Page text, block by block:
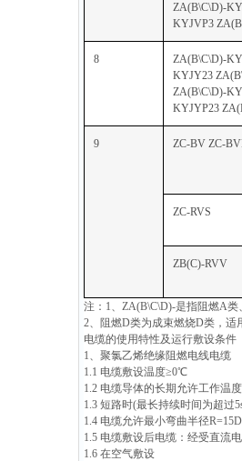
ZA(B\C\D)-
KYJVP3
8
ZA(B\C\D)-
KYJY23
ZA(B\C\D)-
KYJYP23
9 ZC-BV ZC-
ZC-RVS
ZB(C)-RVV
注：1、ZA(B\C\D)-是指阻燃A
2、阻燃D类为成束燃烧D类，适
电缆的使用特性及运行敷设条件
1、聚氯乙烯绝缘阻燃电线电缆
1.1 电缆敷设温度≥0℃
1.2 电缆导体的长期允许工作温
1.3 短路时(最长持续时间为超过
1.4 电缆允许最小弯曲半径
1.5 电缆敷设后电缆：经受直流
1.6 在空气敷设